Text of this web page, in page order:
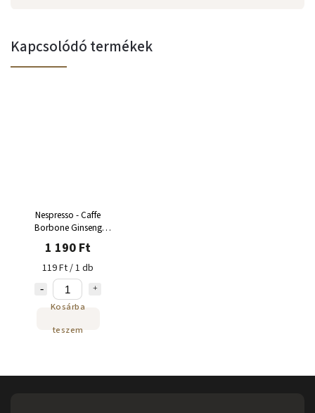
Kapcsolódó termékek
Nespresso - Caffe
Borbone Ginseng
kapszula 10 adag
1 190 Ft
119 Ft / 1 db
Kosárba
teszem